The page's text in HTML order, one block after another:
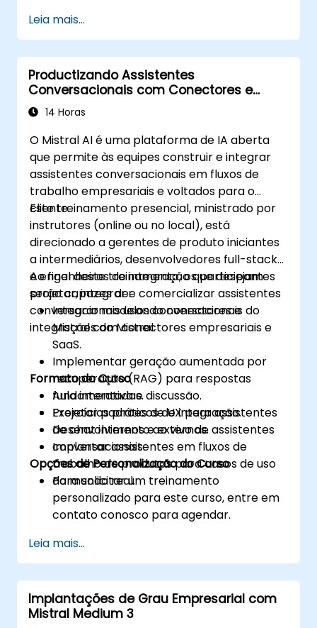
Leia mais...
Productizando Assistentes
Conversacionais com Conectores e
Integrações Mistral
14 Horas
O Mistral AI é uma plataforma de IA aberta
que permite às equipes construir e integrar
assistentes conversacionais em fluxos de
trabalho empresariais e voltados para o
cliente.
Este treinamento presencial, ministrado por
instrutores (online ou no local), está
direcionado a gerentes de produto iniciantes
a intermediários, desenvolvedores full-stack
e engenheiros de integração que desejam
projetar, integrar e comercializar assistentes
conversacionais usando conectores e
integrações do Mistral.
Ao final deste treinamento, os participantes
serão capazes de:
Integrar modelos conversacionais do
Mistral com conectores empresariais e
SaaS.
Implementar geração aumentada por
recuperação (RAG) para respostas
fundamentadas.
Projetar padrões de UX para assistentes
de chat internos e externos.
Implantar assistentes em fluxos de
trabalho de produtos para casos de uso
do mundo real.
Formato do Curso
Aula interativa e discussão.
Exercícios práticos de integração.
Desenvolvimento ao vivo de assistentes
conversacionais.
Opções de Personalização do Curso
Para solicitar um treinamento
personalizado para este curso, entre em
contato conosco para agendar.
Leia mais...
Implantações de Grau Empresarial com
Mistral Medium 3